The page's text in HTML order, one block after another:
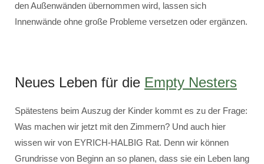
den Außenwänden übernommen wird, lassen sich
Innenwände ohne große Probleme versetzen oder ergänzen.
Neues Leben für die Empty Nesters
Spätestens beim Auszug der Kinder kommt es zu der Frage:
Was machen wir jetzt mit den Zimmern? Und auch hier
wissen wir von EYRICH-HALBIG Rat. Denn wir können
Grundrisse von Beginn an so planen, dass sie ein Leben lang